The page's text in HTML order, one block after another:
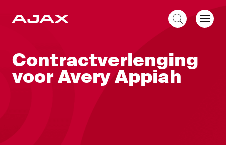
Contractverlenging
voor Avery Appiah